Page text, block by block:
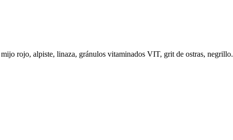
rojo, alpiste, linaza, gránulos vitaminados VIT, grit de ostras, negrillo.